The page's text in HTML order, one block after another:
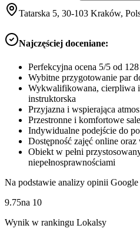
Tatarska 5, 30-103 Kraków,
Najczęściej doceniane:
Perfekcyjna ocena 5/5 od
Wybitne przygotowanie par
Wykwalifikowana, cierpliwa i
instruktorska
Przyjazna i wspierająca
Przestronne i komfortowe
Indywidualne podejście do
Dostępność zajęć online oraz
Obiekt w pełni
niepełnosprawnościami
Na podstawie analizy opinii Google
9.75na 10
Wynik w rankingu Lokalsy